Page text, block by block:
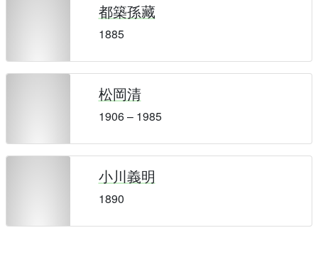
都築孫藏
1885
松岡清
1906 – 1985
小川義明
1890